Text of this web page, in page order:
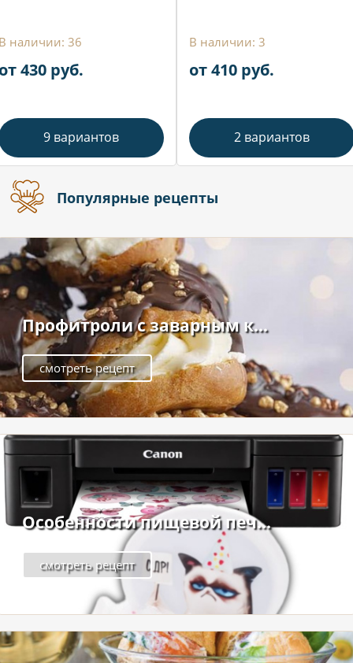
наличии: 36
430 руб.
9 вариантов
В наличии: 3
от 410 руб.
2 вариантов
Популярные рецепты
Профитроли с заварным к...
смотреть рецепт
Особенности пищевой печ...
смотреть рецепт